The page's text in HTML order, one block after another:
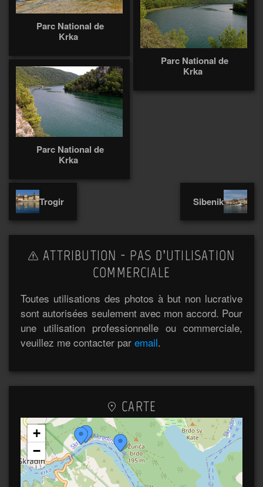
Parc National de
Krka
Parc National de
Krka
Parc National de
Krka
Trogir Sibenik
ATTRIBUTION - PAS D’UTILISATION
COMMERCIALE
Toutes utilisations des photos à but non lucrative
sont autorisées seulement avec mon accord. Pour
une utilisation professionnelle ou commerciale,
veuillez me contacter par email.
CARTE
+
−